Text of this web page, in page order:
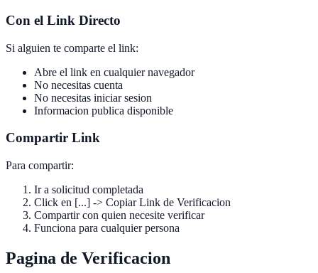
Con el Link Directo
Si alguien te comparte el link:
Abre el link en cualquier navegador
No necesitas cuenta
No necesitas iniciar sesion
Informacion publica disponible
Compartir Link
Para compartir:
Ir a solicitud completada
Click en [...] -> Copiar Link de Verificacion
Compartir con quien necesite verificar
Funciona para cualquier persona
Pagina de Verificacion